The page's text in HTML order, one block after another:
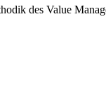
des Value